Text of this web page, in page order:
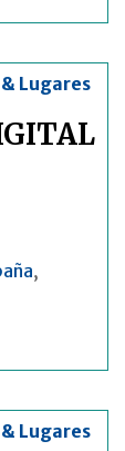
Lugares
,
Lugares